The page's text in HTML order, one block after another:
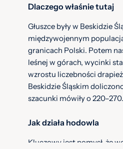
Dlaczego właśnie tutaj
Głuszce były w Beskidzie
międzywojennym
granicach Polski. Potem
leśnej w górach, wycinki
wzrostu liczebności
Beskidzie Śląskim
szacunki mówiły o 220–270.
Jak działa hodowla
Kluczowy jest pomysł, że